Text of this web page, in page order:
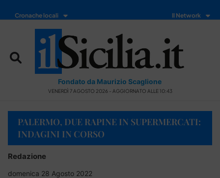
Cronache locali Il Network
Fondato da Maurizio Scaglione
VENERDÌ 7 AGOSTO 2026 - AGGIORNATO ALLE 10:43
PALERMO, DUE RAPINE IN SUPERMERCATI:
INDAGINI IN CORSO
Redazione
domenica 28 Agosto 2022